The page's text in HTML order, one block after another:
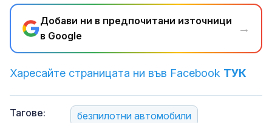
Добави ни в предпочитани източници
в Google
→
Харесайте страницата ни във Facebook ТУК
Тагове: безпилотни автомобили